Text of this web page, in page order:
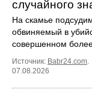
случайного
На скамье
обвиняемый в
совершенном
Источник: Babr24.com.
07.08.2026